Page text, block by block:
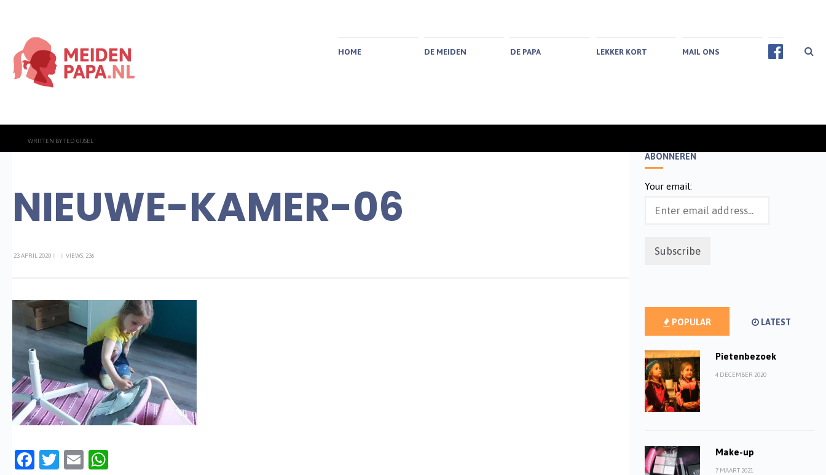
HOME DE MEIDEN DE PAPA LEKKER KORT MAIL ONS
WRITTEN BYTED GIJSEL
NIEUWE-KAMER-06
23 APRIL 2020 | | VIEWS: 236
Facebook
Twitter
Email
ABONNEREN
Your email:
POPULAR LATEST
Pietenbezoek
4 DECEMBER 2020
Make-up
7 MAART 2021